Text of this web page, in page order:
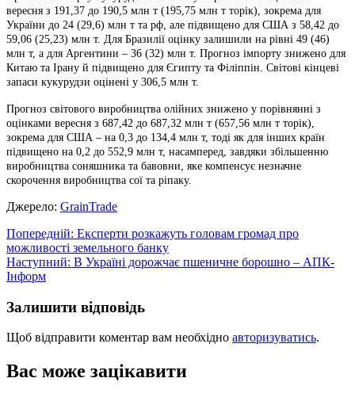
вересня з 191,37 до 190,5 млн т (195,75 млн т торік), зокрема для
України до 24 (29,6) млн т та рф, але підвищено для США з 58,42 до
59,06 (25,23) млн т. Для Бразилії оцінку залишили на рівні 49 (46)
млн т, а для Аргентини – 36 (32) млн т. Прогноз імпорту знижено для
Китаю та Ірану й підвищено для Єгипту та Філіппін. Світові кінцеві
запаси кукурудзи оцінені у 306,5 млн т.
Прогноз світового виробництва олійних знижено у порівнянні з
оцінками вересня з 687,42 до 687,32 млн т (657,56 млн т торік),
зокрема для США – на 0,3 до 134,4 млн т, тоді як для інших країн
підвищено на 0,2 до 552,9 млн т, насамперед, завдяки збільшенню
виробництва соняшника та бавовни, яке компенсує незначне
скорочення виробництва сої та ріпаку.
Джерело: GrainTrade
Навігація
записів
Попередній: Експерти розкажуть головам громад про
можливості земельного банку
Наступний: В Україні дорожчає пшеничне борошно – АПК-
Інформ
Залишити відповідь
Щоб відправити коментар вам необхідно авторизуватись.
Вас може зацікавити